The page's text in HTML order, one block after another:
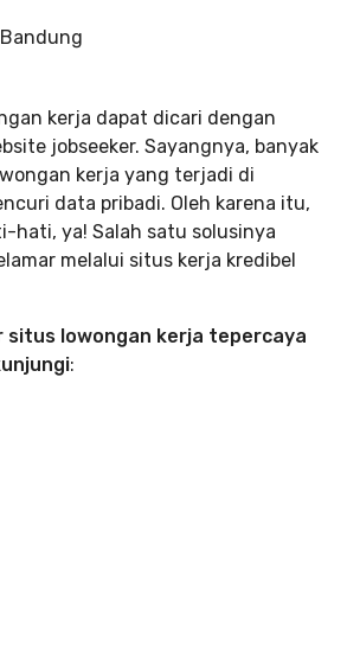
kerja dapat dicari dengan
jobseeker. Sayangnya, banyak
kerja yang terjadi di
data pribadi. Oleh karena itu,
hati, ya! Salah satu solusinya
melalui situs kerja kredibel
lowongan kerja tepercaya
: